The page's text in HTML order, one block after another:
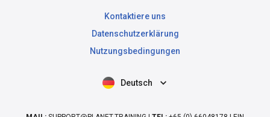
Kontaktiere uns
Datenschutzerklärung
Nutzungsbedingungen
Deutsch